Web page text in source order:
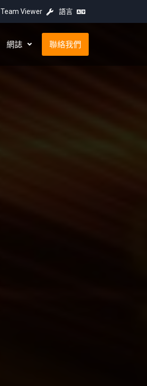
Team Viewer 語言
網誌 聯絡我們